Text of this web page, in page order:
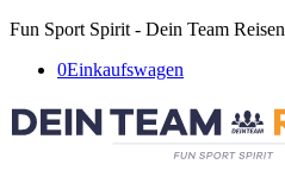
Fun Sport Spirit - Dein Team Reisen
0Einkaufswagen